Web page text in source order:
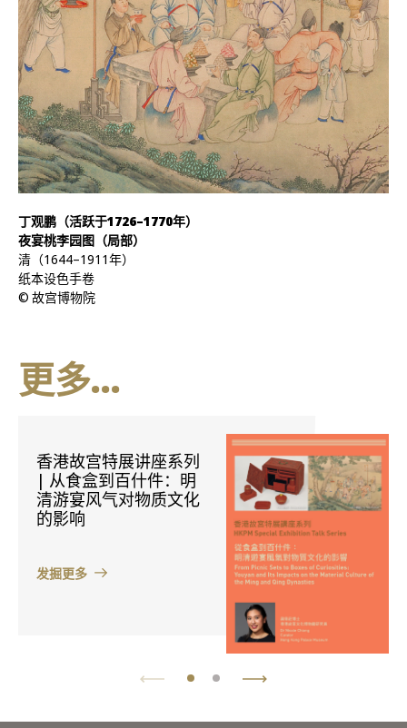
丁观鹏（活跃于1726–1770年）
夜宴桃李园图（局部）
清（1644–1911年）
纸本设色手卷
© 故宫博物院
更多...
香港故宫特展讲座系列
| 从食盒到百什件：明
清游宴风气对物质文化
的影响
发掘更多